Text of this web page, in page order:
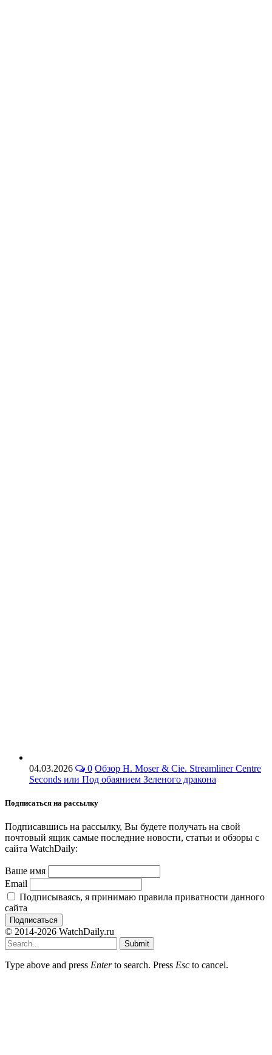
04.03.2026 0 Обзор H. Moser & Cie. Streamliner Centre
Seconds или Под обаянием Зеленого дракона
Подписаться на рассылку
Подписавшись на рассылку, Вы будете получать на свой
почтовый ящик самые последние новости, статьи и обзоры с
сайта WatchDaily:
Ваше имя
Email
Подписываясь, я принимаю правила приватности данного
сайта
© 2014-2026 WatchDaily.ru
Submit
Type above and press Enterto search. Press Esc to cancel.